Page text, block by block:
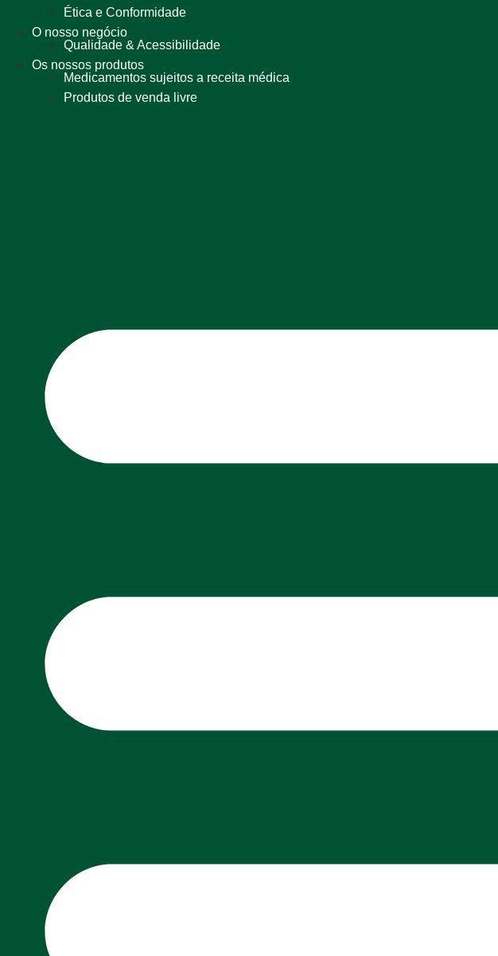
Ética e Conformidade
O nosso negócio
Qualidade & Acessibilidade
Os nossos produtos
Medicamentos sujeitos a receita médica
Produtos de venda livre